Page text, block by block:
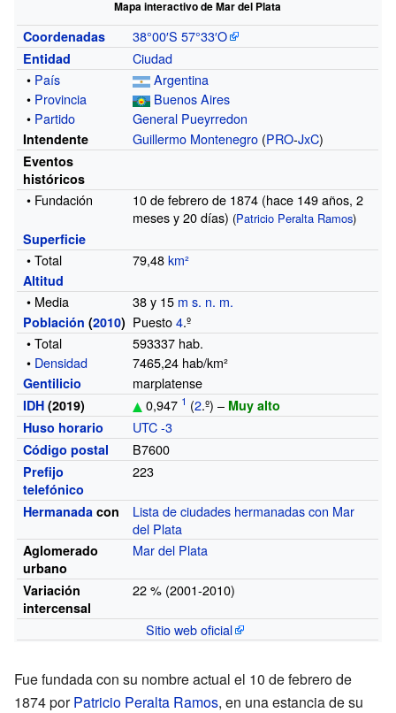
Mapa interactivo de Mar del Plata
Coordenadas 38°00′S57°33′O
Entidad
Ciudad
• País
Argentina
• Provincia
Buenos Aires
• Partido General Pueyrredon
Intendente Guillermo Montenegro (PRO-JxC)
Eventos
históricos
• Fundación 10 de febrero de 1874 (hace 149 años, 2
meses y 20 días) (Patricio Peralta Ramos)
Superficie
• Total 79,48 km²
Altitud
• Media 38 y 15 m s. n. m.
Población (2010) Puesto4.º
• Total
593337 hab.
• Densidad 7465,24 hab/km²
Gentilicio marplatense
IDH (2019) 0,947 (2.º) – Muy alto
Huso horario
UTC -3
Código postal B7600
Prefijo
telefónico
223
Hermanada con
Lista de ciudades hermanadas con Mar
del Plata
Aglomerado
urbano
Mar del Plata
Variación
intercensal
22 % (2001-2010)
Sitio web oficial
Fue fundada con su nombre actual el 10 de febrero de
1874 porPatricio Peralta Ramos, en una estancia de su